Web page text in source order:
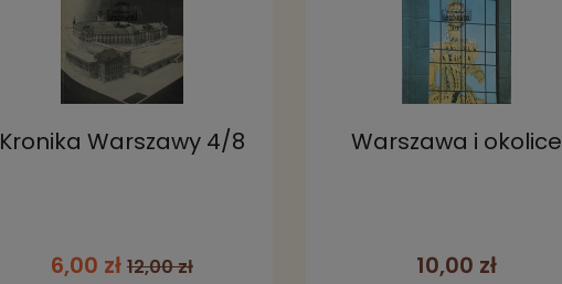
Kronika Warszawy 4/8
6,00 zł 12,00 zł
Warszawa i okolice
10,00 zł